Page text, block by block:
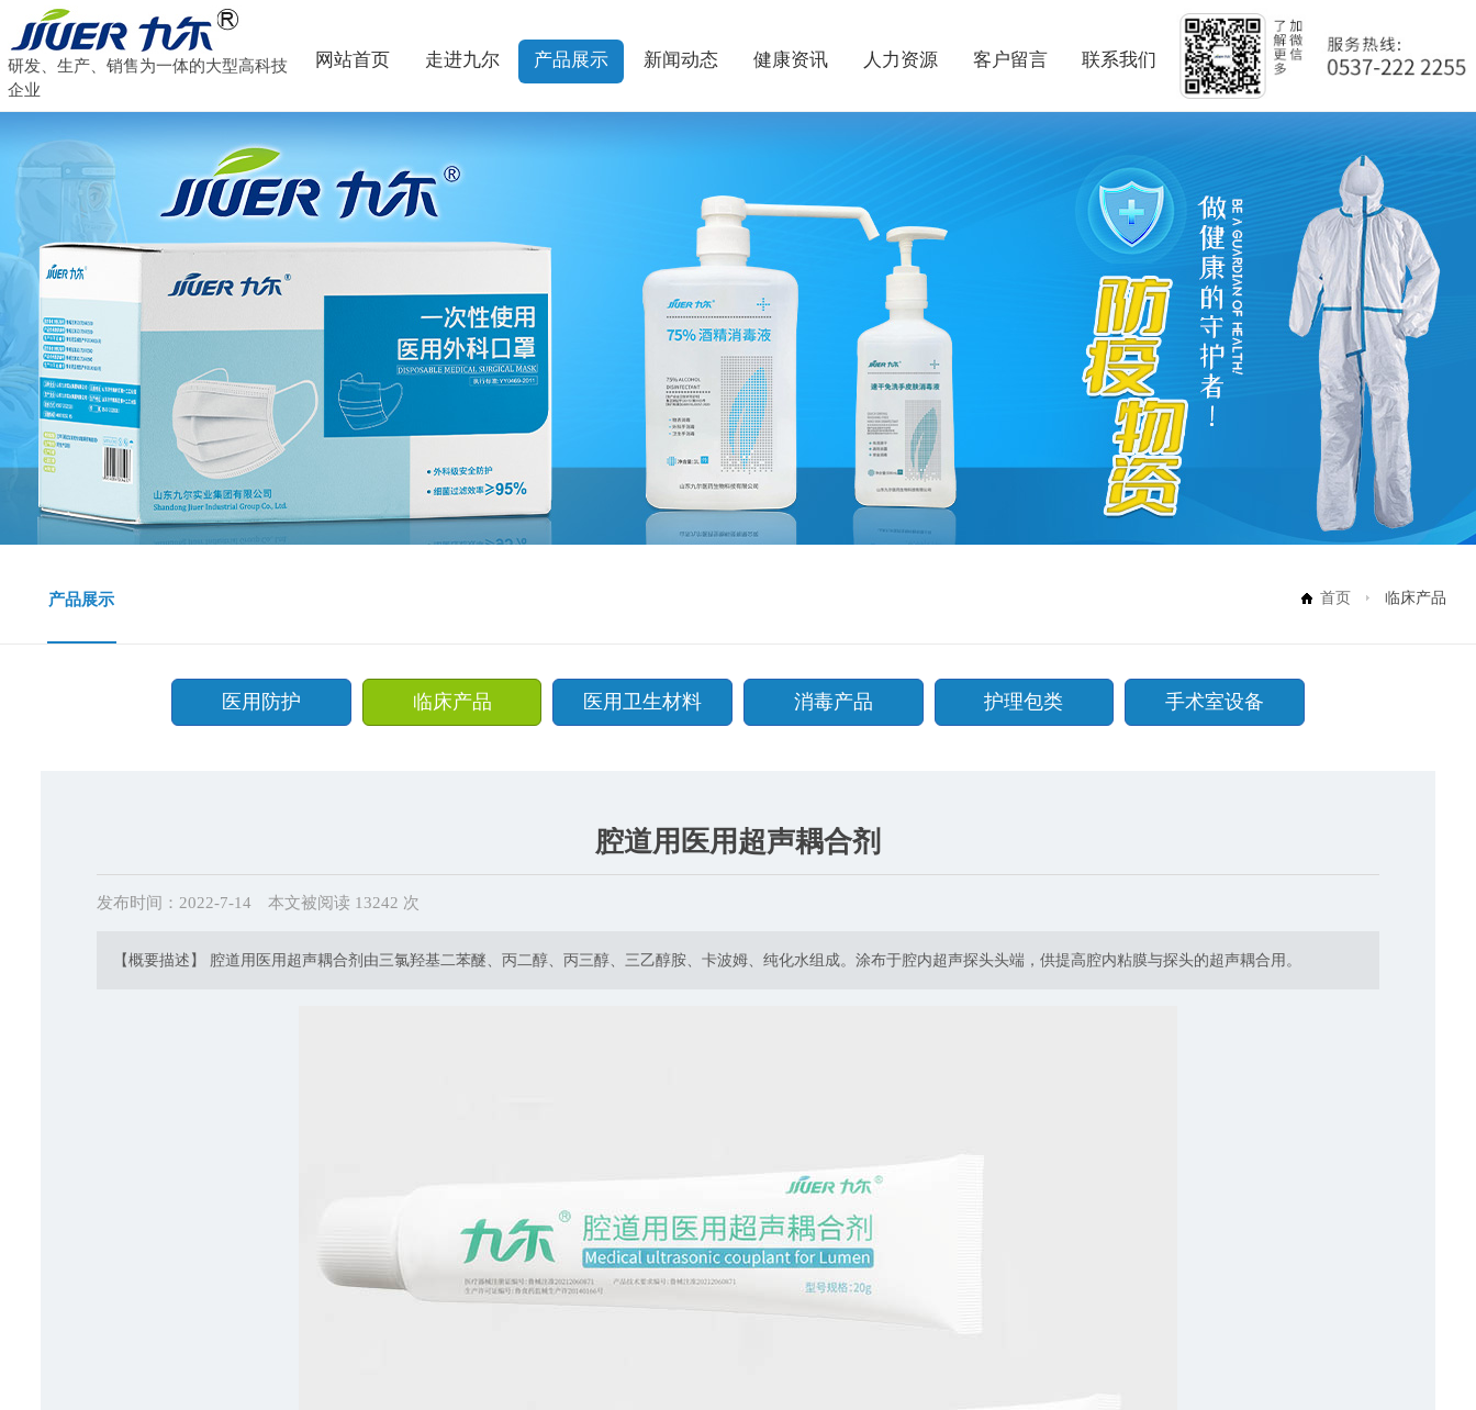
研发、生产、销售为一体的大型高科技
企业
网站首页 走进九尔 产品展示 新闻动态 健康资讯 人力资源 客户留言 联系我们
产品展示 首页 临床产品
医用防护 临床产品 医用卫生材料 消毒产品 护理包类 手术室设备
腔道用医用超声耦合剂
发布时间：2022-7-14 本文被阅读 13242 次
【概要描述】 腔道用医用超声耦合剂由三氯羟基二苯醚、丙二醇、丙三醇、三乙醇胺、卡波姆、纯化水组成。涂布于腔内超声探头头端，供提高腔内粘膜与探头的超声耦合用。